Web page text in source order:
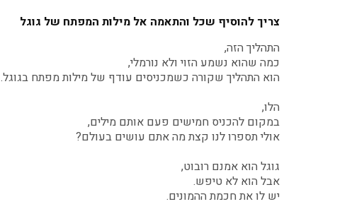
צריך להוסיף שכל והתאמה אל מילות המפתח של גוגל
התהליך הזה,
כמה שהוא נשמע הזוי ולא נורמלי,
הוא התהליך שקורה כשמכניסים עודף של מילות מפתח בגוגל.
הלו,
במקום להכניס חמישים פעם אותם מילים,
אולי תספרו לנו קצת מה אתם עושים בעולם?
גוגל הוא אמנם רובוט,
אבל הוא לא טיפש.
יש לו את חכמת ההמונים.